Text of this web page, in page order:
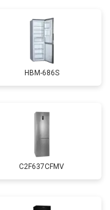
HBM-686S
C2F637CFMV